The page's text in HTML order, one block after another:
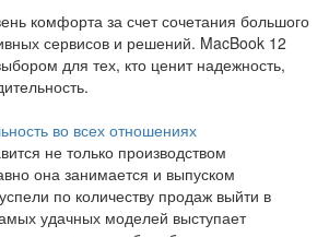
комфорта за счет сочетания большого
сервисов и решений. MacBook 12
для тех, кто ценит надежность,
во всех отношениях
не только производством
она занимается и выпуском
по количеству продаж выйти в
удачных моделей выступает